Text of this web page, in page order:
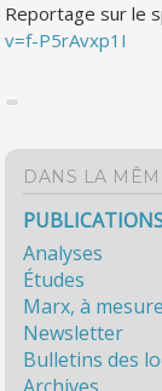
Reportage sur le
v=f-P5rAvxp1I
DANS LA
Analyses
Études
Marx, à mesure
Newsletter
Bulletins des